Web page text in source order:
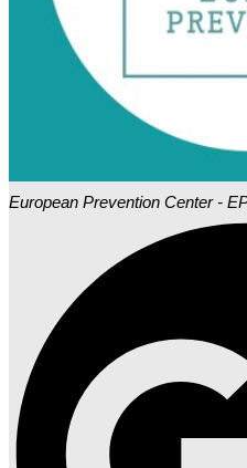
European Prevention Center -